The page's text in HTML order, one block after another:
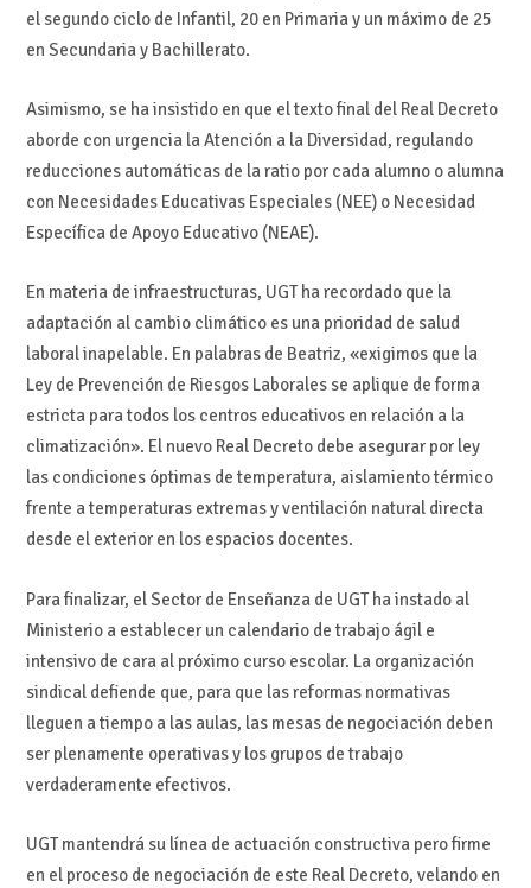
el segundo ciclo de Infantil, 20 en Primaria y un máximo de 25
en Secundaria y Bachillerato.
Asimismo, se ha insistido en que el texto final del Real Decreto
aborde con urgencia la Atención a la Diversidad, regulando
reducciones automáticas de la ratio por cada alumno o alumna
con Necesidades Educativas Especiales (NEE) o Necesidad
Específica de Apoyo Educativo (NEAE).
En materia de infraestructuras, UGT ha recordado que la
adaptación al cambio climático es una prioridad de salud
laboral inapelable. En palabras de Beatriz, «exigimos que la
Ley de Prevención de Riesgos Laborales se aplique de forma
estricta para todos los centros educativos en relación a la
climatización». El nuevo Real Decreto debe asegurar por ley
las condiciones óptimas de temperatura, aislamiento térmico
frente a temperaturas extremas y ventilación natural directa
desde el exterior en los espacios docentes.
Para finalizar, el Sector de Enseñanza de UGT ha instado al
Ministerio a establecer un calendario de trabajo ágil e
intensivo de cara al próximo curso escolar. La organización
sindical defiende que, para que las reformas normativas
lleguen a tiempo a las aulas, las mesas de negociación deben
ser plenamente operativas y los grupos de trabajo
verdaderamente efectivos.
UGT mantendrá su línea de actuación constructiva pero firme
en el proceso de negociación de este Real Decreto, velando en